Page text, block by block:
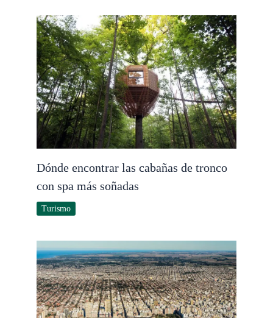
Dónde encontrar las cabañas de tronco
con spa más soñadas
Turismo